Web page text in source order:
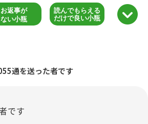
お返事が
ない小瓶
読んでもらえる
だけで良い小瓶
通を送った者です
です